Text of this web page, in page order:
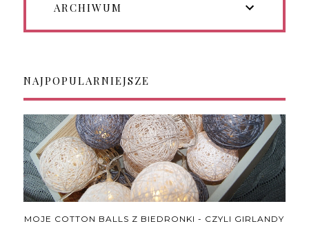
ARCHIWUM
NAJPOPULARNIEJSZE
MOJE COTTON BALLS Z BIEDRONKI - CZYLI GIRLANDY